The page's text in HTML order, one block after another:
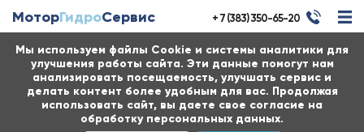
Мы используем файлы Cookie и системы аналитики для
улучшения работы сайта. Эти данные помогут нам
анализировать посещаемость, улучшать сервис и
делать контент более удобным для вас. Продолжая
использовать сайт, вы даете свое согласие на
обработку персональных данных.
МоторГидроСервис + 7 (383) 350-65-20